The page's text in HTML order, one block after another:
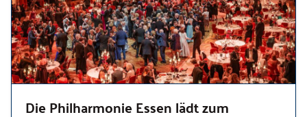
Die Philharmonie Essen lädt zum